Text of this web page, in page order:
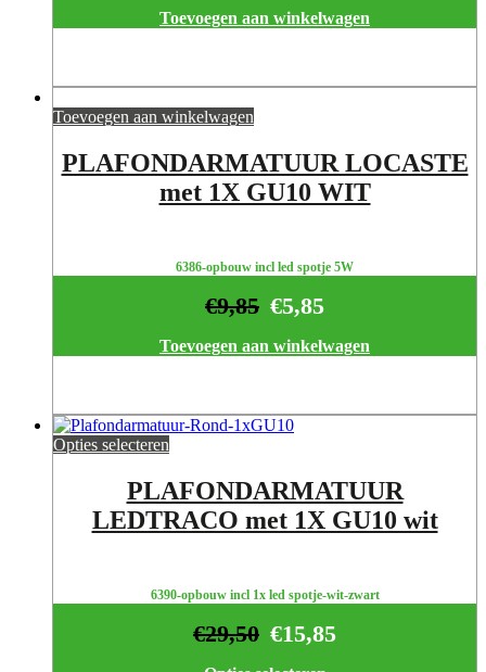
Toevoegen aan winkelwagen
Toevoegen aan winkelwagen
PLAFONDARMATUUR LOCASTE
met 1X GU10 WIT
6386-opbouw incl led spotje 5W
€5,85
€9,85
Toevoegen aan winkelwagen
Opties selecteren
PLAFONDARMATUUR
LEDTRACO met 1X GU10 wit
6390-opbouw incl 1x led spotje-wit-zwart
€15,85
€29,50